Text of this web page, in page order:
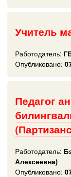
Учитель
Работодатель:
Опубликовано:
Педагог
Работодатель:
Алексеевна)
Опубликовано: